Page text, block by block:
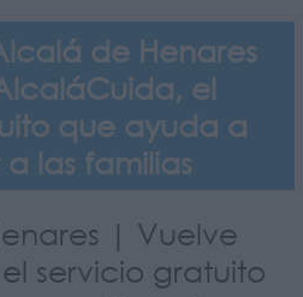
de Henares
el
que ayuda a
las familias
| Vuelve
servicio gratuito